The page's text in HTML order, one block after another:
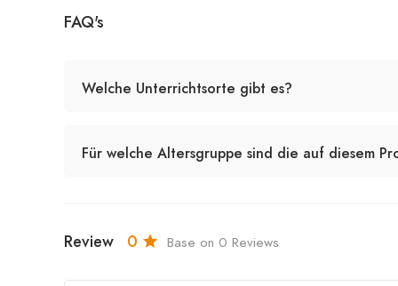
FAQ's
Welche Unterrichtsorte gibt es?
Für welche Altersgruppe sind die auf diesem
Review 0 Base on 0 Reviews